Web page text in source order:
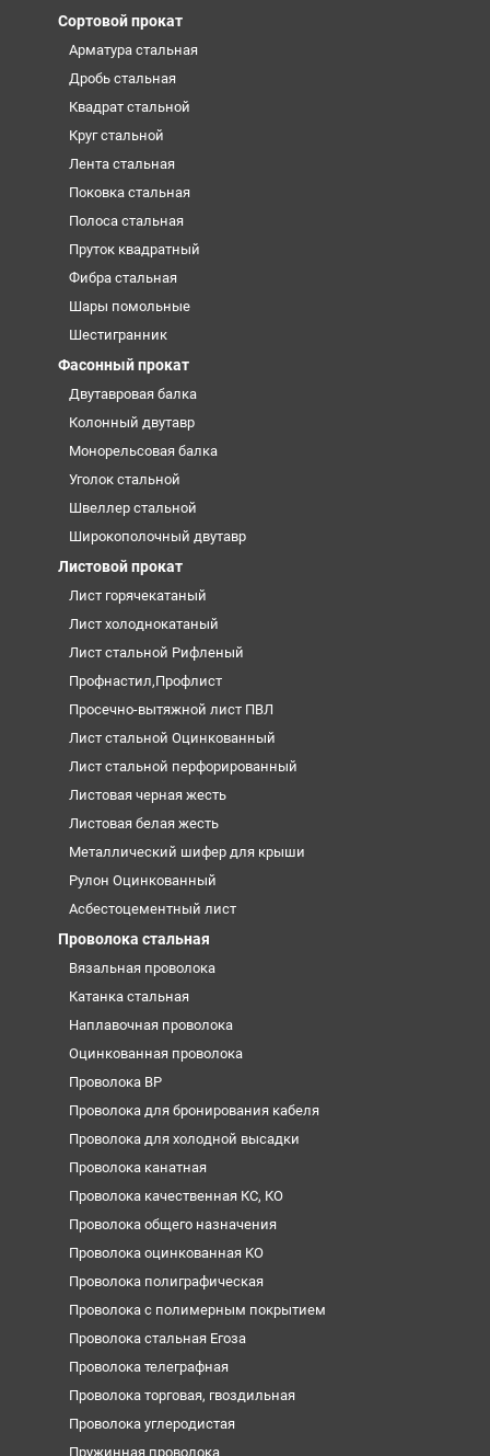
Сортовой прокат
Арматура стальная
Дробь стальная
Квадрат стальной
Круг стальной
Лента стальная
Поковка стальная
Полоса стальная
Пруток квадратный
Фибра стальная
Шары помольные
Шестигранник
Фасонный прокат
Двутавровая балка
Колонный двутавр
Монорельсовая балка
Уголок стальной
Швеллер стальной
Широкополочный двутавр
Листовой прокат
Лист горячекатаный
Лист холоднокатаный
Лист стальной Рифленый
Профнастил,Профлист
Просечно-вытяжной лист ПВЛ
Лист стальной Оцинкованный
Лист стальной перфорированный
Листовая черная жесть
Листовая белая жесть
Металлический шифер для крыши
Рулон Оцинкованный
Асбестоцементный лист
Проволока стальная
Вязальная проволока
Катанка стальная
Наплавочная проволока
Оцинкованная проволока
Проволока ВР
Проволока для бронирования кабеля
Проволока для холодной высадки
Проволока канатная
Проволока качественная КС, КО
Проволока общего назначения
Проволока оцинкованная КО
Проволока полиграфическая
Проволока с полимерным покрытием
Проволока стальная Егоза
Проволока телеграфная
Проволока торговая, гвоздильная
Проволока углеродистая
Пружинная проволока